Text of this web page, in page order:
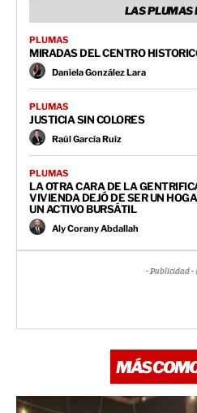
LAS PLUMAS
PLUMAS
MIRADAS DEL CENTRO
Daniela González Lara
PLUMAS
JUSTICIA SIN COLORES
Raúl García Ruiz
PLUMAS
LA OTRA CARA DE LA
VIVIENDA DEJÓ DE SER UN
UN ACTIVO BURSÁTIL
Aly Corany Abdallah
- Publicidad -
MÁS